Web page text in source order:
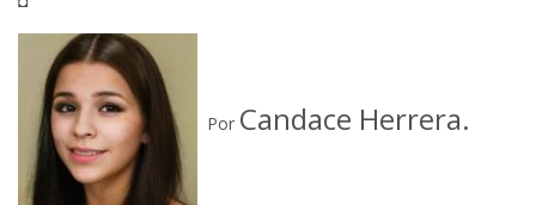
Por Candace Herrera.